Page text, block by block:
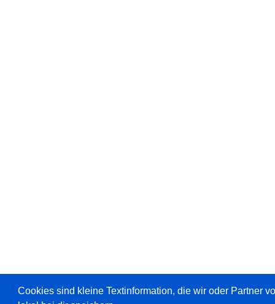
Cookies sind kleine Textinformation, die wir oder Partner